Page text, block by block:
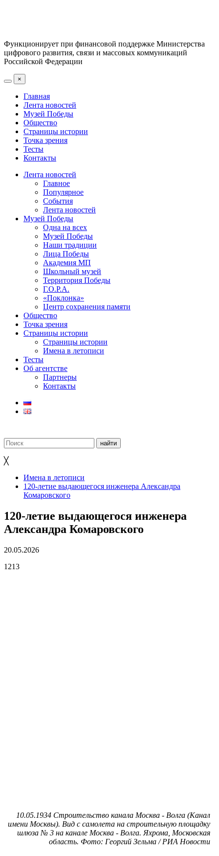
Функционирует при финансовой поддержке Министерства
цифрового развития, связи и массовых коммуникаций
Российской Федерации
×
Главная
Лента новостей
Музей Победы
Общество
Страницы истории
Точка зрения
Тесты
Контакты
Лента новостей
Главное
Популярное
События
Лента новостей
Музей Победы
Одна на всех
Музей Победы
Наши традиции
Лица Победы
Академия МП
Школьный музей
Территория Победы
Г.О.Р.А.
«Поклонка»
Центр сохранения памяти
Общество
Точка зрения
Страницы истории
Страницы истории
Имена в летописи
Тесты
Об агентстве
Партнеры
Контакты
╳
Имена в летописи
120-летие выдающегося инженера Александра
Комаровского
120-летие выдающегося инженера
Александра Комаровского
20.05.2026
1213
10.05.1934 Строительство канала Москва - Волга (Канал
имени Москвы). Вид с самолета на строительную площадку
шлюза № 3 на канале Москва - Волга. Яхрома, Московская
область. Фото: Георгий Зельма / РИА Новости